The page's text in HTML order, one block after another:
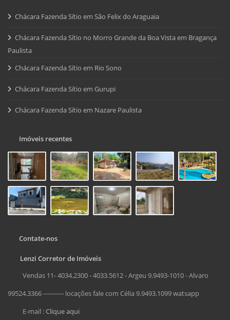
Chácara Fazenda Sítio em São Felix do Araguaia
Chácara Fazenda Sítio no Morro Grande da Boa Vista em Bragança
Paulista
Chácara Fazenda Sítio em Rio Sono
Chácara Fazenda Sítio em Gurupi
Chácara Fazenda Sítio em Nazare Paulista
Imóveis recentes
Contate-nos
Lenzi Corretor de Imóveis
Vendas 11- 4034.2300 - 4033.5612 - Argeu 9.9493-1010 - Alvaro
99524.3366 ---------- locações fale com Célia 9.9493.1099 watsapp
E-mail :Clique aqui